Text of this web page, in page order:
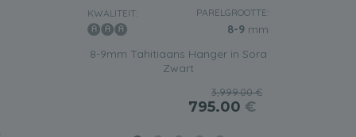
KWALITEIT: PARELGROOTTE:
8-9 mm
8-9mm Tahitiaans Hanger in Sora
Zwart
3,999.00 €
795.00 €